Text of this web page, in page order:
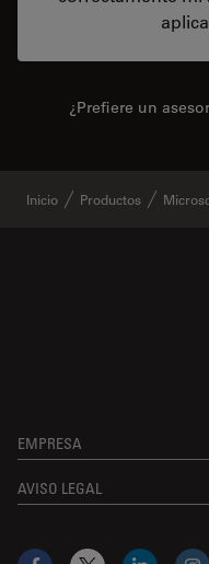
¿Prefiere un
Inicio Productos
EMPRESA
AVISO LEGAL